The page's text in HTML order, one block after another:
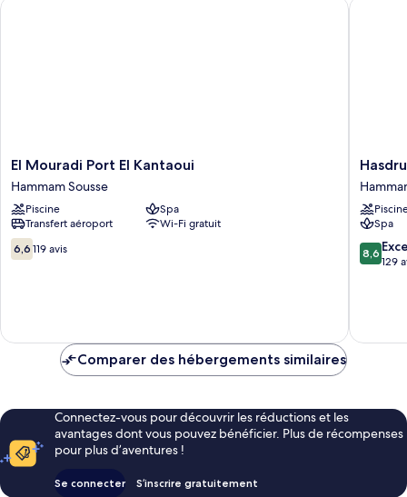
El
Mouradi
Port
El
Kantaoui
Hammam
Sousse
El Mouradi Port El Kantaoui
Hammam Sousse
Piscine
Spa
Transfert aéroport
Wi-Fi gratuit
6.6
sur
6,6 119 avis
Thalassa
Port
El
Sousse
Spa
8.6
sur
8,6
129
Comparer des hébergements similaires
Connectez-vous pour découvrir les réductions et les
avantages dont vous pouvez bénéficier. Plus de récompenses
pour plus d’aventures !
Se connecter S’inscrire gratuitement